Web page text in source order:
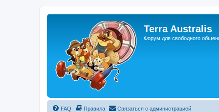
Terra Australis
Форум для свободного
FAQ Правила Связаться с администрацией